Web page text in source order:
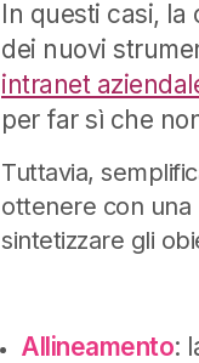
In questi casi, la
dei nuovi
intranet
per far sì che
Tuttavia,
ottenere con una
sintetizzare gli
Allineamento: